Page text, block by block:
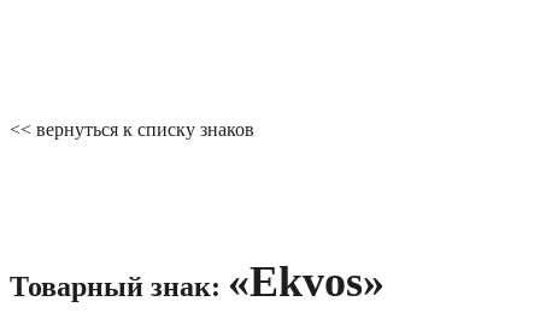
<< вернуться к списку знаков
Товарный знак: «Ekvos»